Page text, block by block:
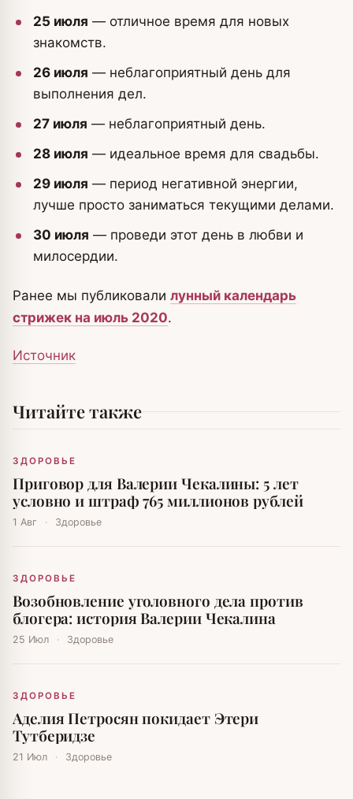
25 июля — отличное время для новых
знакомств.
26 июля — неблагоприятный день для
выполнения дел.
27 июля — неблагоприятный день.
28 июля — идеальное время для свадьбы.
29 июля — период негативной энергии,
лучше просто заниматься текущими делами.
30 июля — проведи этот день в любви и
милосердии.
Ранее мы публиковали лунный календарь
стрижек на июль 2020.
Источник
Читайте также
ЗДОРОВЬЕ
Приговор для Валерии Чекалины: 5 лет
условно и штраф 765 миллионов рублей
1 Авг · Здоровье
ЗДОРОВЬЕ
Возобновление уголовного дела против
блогера: история Валерии Чекалина
25 Июл · Здоровье
ЗДОРОВЬЕ
Аделия Петросян покидает Этери
Тутберидзе
21 Июл · Здоровье